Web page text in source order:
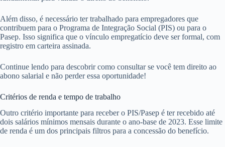
Além disso, é necessário ter trabalhado para empregadores que
contribuem para o Programa de Integração Social (PIS) ou para o
Pasep. Isso significa que o vínculo empregatício deve ser formal, com
registro em carteira assinada.
Continue lendo para descobrir como consultar se você tem direito ao
abono salarial e não perder essa oportunidade!
Critérios de renda e tempo de trabalho
Outro critério importante para receber o PIS/Pasep é ter recebido até
dois salários mínimos mensais durante o ano-base de 2023. Esse limite
de renda é um dos principais filtros para a concessão do benefício.